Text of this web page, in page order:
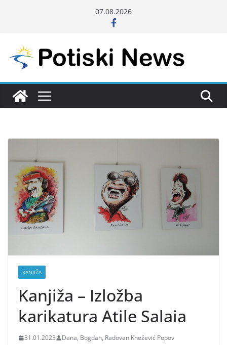
07.08.2026
KANJIŽA
Kanjiža – Izložba
karikatura Atile Salaia
31.01.2023 Dana, Bogdan, Radovan Knežević Popov